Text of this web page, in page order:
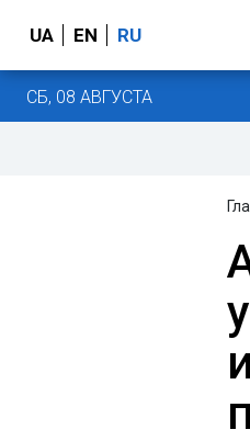
UA EN RU
СБ, 08 АВГУСТА